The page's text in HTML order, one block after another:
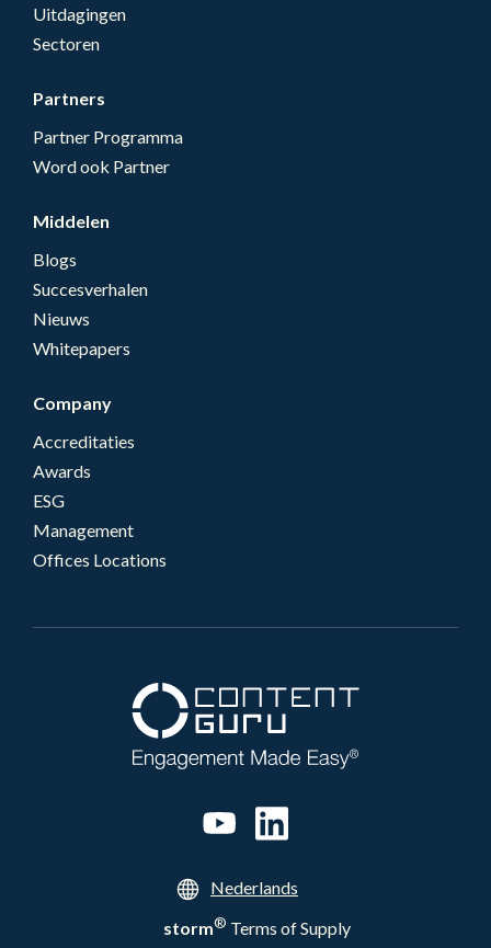
Uitdagingen
Sectoren
Partners
Partner Programma
Word ook Partner
Middelen
Blogs
Succesverhalen
Nieuws
Whitepapers
Company
Accreditaties
Awards
ESG
Management
Offices Locations
Nederlands
storm® Terms of Supply